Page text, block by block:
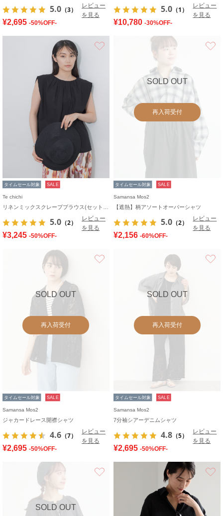
5.0 （3）
レビュー
を見る
¥2,695 -50%OFF-
5.0 （1）
レビュー
を見る
¥10,780 -30%OFF-
タイムセール対象 SALE
Te chichi
5.0 （2）
レビュー
を見る
¥3,245 -50%OFF-
SOLD OUT
再入荷受付
タイムセール対象 SALE
Samansa Mos2
【遮熱】柄アソートオーバーシャツ
5.0 （2）
レビュー
を見る
¥2,156 -60%OFF-
SOLD OUT
再入荷受付
タイムセール対象 SALE
Samansa Mos2
ジャカードレース開襟シャツ
4.6 （7）
レビュー
を見る
¥2,695 -50%OFF-
SOLD OUT
再入荷受付
タイムセール対象 SALE
Samansa Mos2
7分袖シアーデニムシャツ
4.8 （5）
レビュー
を見る
¥2,695 -50%OFF-
SOLD OUT